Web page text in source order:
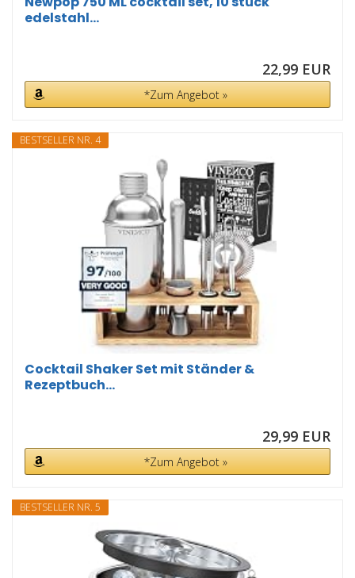
edelstahl...
22,99 EUR
*Zum Angebot »
BESTSELLER NR. 4
Cocktail Shaker Set mit Ständer &
Rezeptbuch...
29,99 EUR
*Zum Angebot »
BESTSELLER NR. 5